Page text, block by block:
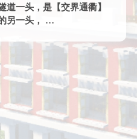
道一头，是【交界通衢】
另一头， …